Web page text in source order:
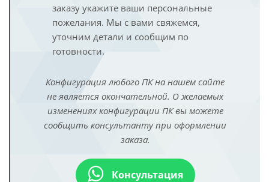
заказу укажите ваши персональные
пожелания. Мы с вами свяжемся,
уточним детали и сообщим по
готовности.
Конфигурация любого ПК на нашем сайте
не является окончательной. О желаемых
изменениях конфигурации ПК вы можете
сообщить консультанту при оформлении
заказа.
Консультация